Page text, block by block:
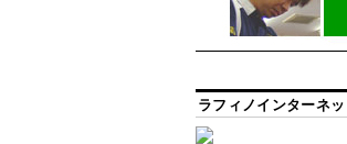
ラフィノインターネ